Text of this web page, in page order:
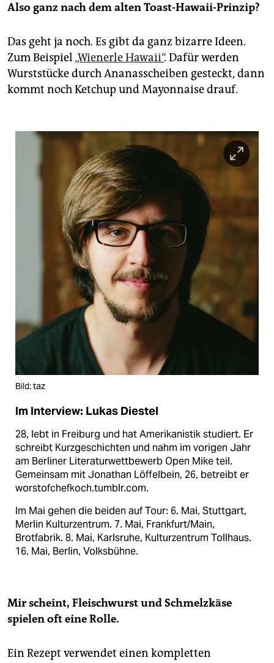
Also ganz nach dem alten Toast-Hawaii-Prinzip?
Das geht ja noch. Es gibt da ganz bizarre Ideen.
Zum Beispiel „Wienerle Hawaii“. Dafür werden
Wurststücke durch Ananasscheiben gesteckt, dann
kommt noch Ketchup und Mayonnaise drauf.
Bild: taz
Im Interview: Lukas Diestel
28, lebt in Freiburg und hat Amerikanistik studiert. Er
schreibt Kurzgeschichten und nahm im vorigen Jahr
am Berliner Literaturwettbewerb Open Mike teil.
Gemeinsam mit Jonathan Löffelbein, 26, betreibt er
worstofchefkoch.tumblr.com.
Im Mai gehen die beiden auf Tour: 6. Mai, Stuttgart,
Merlin Kulturzentrum. 7. Mai, Frankfurt/Main,
Brotfabrik. 8. Mai, Karlsruhe, Kulturzentrum Tollhaus.
16. Mai, Berlin, Volksbühne.
Mir scheint, Fleischwurst und Schmelzkäse
spielen oft eine Rolle.
Ein Rezept verwendet einen kompletten